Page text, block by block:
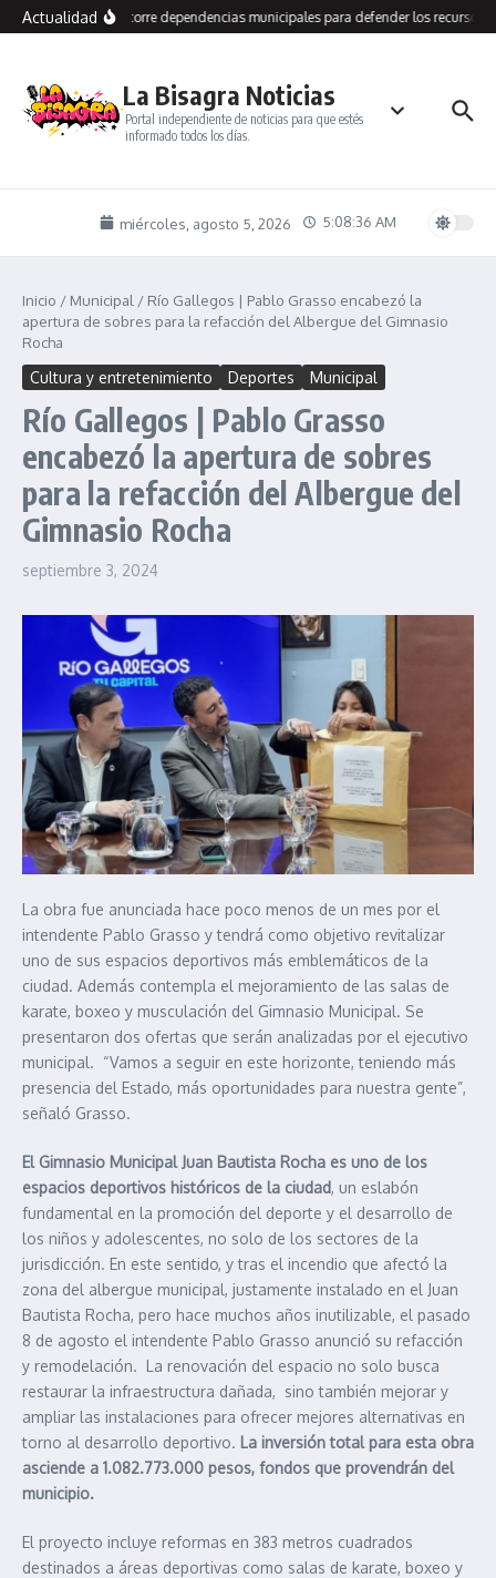
Saltar al contenido
ActualidadGrasso recorre dependencias municipales para defender los recursos
La Bisagra Noticias
Portal independiente de noticias para que estés
informado todos los días.
miércoles, agosto 5, 2026 5:08:37 AM
Inicio / Municipal / Río Gallegos | Pablo Grasso encabezó la
apertura de sobres para la refacción del Albergue del Gimnasio
Rocha
Cultura y entretenimiento Deportes Municipal
Río Gallegos | Pablo Grasso
encabezó la apertura de sobres
para la refacción del Albergue del
Gimnasio Rocha
septiembre 3, 2024
La obra fue anunciada hace poco menos de un mes por el
intendente Pablo Grasso y tendrá como objetivo revitalizar
uno de sus espacios deportivos más emblemáticos de la
ciudad. Además contempla el mejoramiento de las salas de
karate, boxeo y musculación del Gimnasio Municipal. Se
presentaron dos ofertas que serán analizadas por el ejecutivo
municipal. “Vamos a seguir en este horizonte, teniendo más
presencia del Estado, más oportunidades para nuestra gente”,
señaló Grasso.
El Gimnasio Municipal Juan Bautista Rocha es uno de los
espacios deportivos históricos de la ciudad, un eslabón
fundamental en la promoción del deporte y el desarrollo de
los niños y adolescentes, no solo de los sectores de la
jurisdicción. En este sentido, y tras el incendio que afectó la
zona del albergue municipal, justamente instalado en el Juan
Bautista Rocha, pero hace muchos años inutilizable, el pasado
8 de agosto el intendente Pablo Grasso anunció su refacción
y remodelación. La renovación del espacio no solo busca
restaurar la infraestructura dañada, sino también mejorar y
ampliar las instalaciones para ofrecer mejores alternativas en
torno al desarrollo deportivo. La inversión total para esta obra
asciende a 1.082.773.000 pesos, fondos que provendrán del
municipio.
El proyecto incluye reformas en 383 metros cuadrados
destinados a áreas deportivas como salas de karate, boxeo y